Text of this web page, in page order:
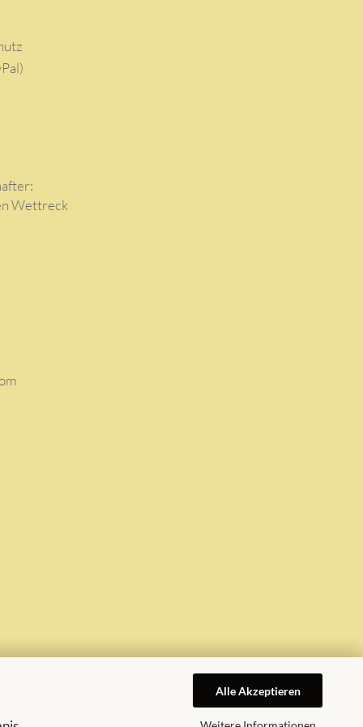
Alle Akzeptieren
Wettreck